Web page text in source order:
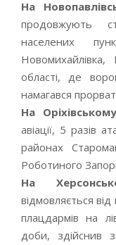
На
продовжують
населених
області, де
намагався
На
авіації, 5 разів
районах
Роботиного
На
відмовляється від
плацдармів на
доби, здійснив